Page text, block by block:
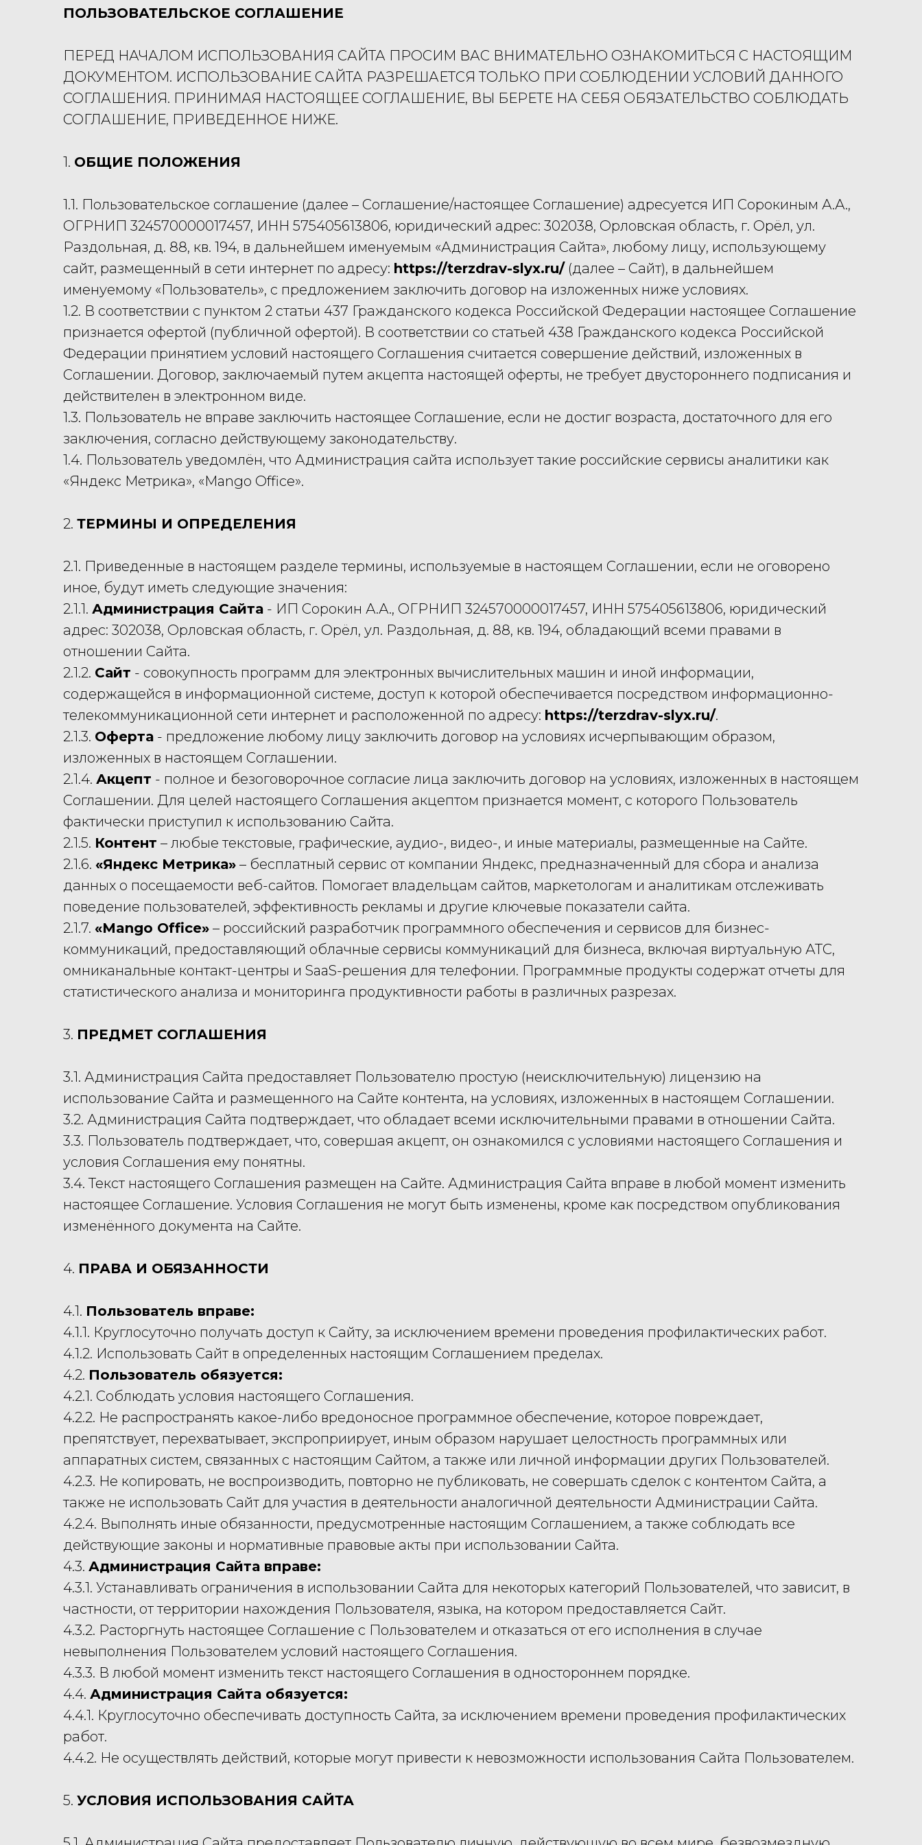
ПОЛЬЗОВАТЕЛЬСКОЕ СОГЛАШЕНИЕ
ПЕРЕД НАЧАЛОМ ИСПОЛЬЗОВАНИЯ САЙТА ПРОСИМ ВАС ВНИМАТЕЛЬНО ОЗНАКОМИТЬСЯ С НАСТОЯЩИМ
ДОКУМЕНТОМ. ИСПОЛЬЗОВАНИЕ САЙТА РАЗРЕШАЕТСЯ ТОЛЬКО ПРИ СОБЛЮДЕНИИ УСЛОВИЙ ДАННОГО
СОГЛАШЕНИЯ. ПРИНИМАЯ НАСТОЯЩЕЕ СОГЛАШЕНИЕ, ВЫ БЕРЕТЕ НА СЕБЯ ОБЯЗАТЕЛЬСТВО СОБЛЮДАТЬ
СОГЛАШЕНИЕ, ПРИВЕДЕННОЕ НИЖЕ.
1. ОБЩИЕ ПОЛОЖЕНИЯ
1.1. Пользовательское соглашение (далее – Соглашение/настоящее Соглашение) адресуется ИП Сорокиным А.А.,
ОГРНИП 324570000017457, ИНН 575405613806, юридический адрес: 302038, Орловская область, г. Орёл, ул.
Раздольная, д. 88, кв. 194, в дальнейшем именуемым «Администрация Сайта», любому лицу, использующему
сайт, размещенный в сети интернет по адресу: https://terzdrav-slyx.ru/(далее – Сайт), в дальнейшем
именуемому «Пользователь», с предложением заключить договор на изложенных ниже условиях.
1.2. В соответствии с пунктом 2 статьи 437 Гражданского кодекса Российской Федерации настоящее Соглашение
признается офертой (публичной офертой). В соответствии со статьей 438 Гражданского кодекса Российской
Федерации принятием условий настоящего Соглашения считается совершение действий, изложенных в
Соглашении. Договор, заключаемый путем акцепта настоящей оферты, не требует двустороннего подписания и
действителен в электронном виде.
1.3. Пользователь не вправе заключить настоящее Соглашение, если не достиг возраста, достаточного для его
заключения, согласно действующему законодательству.
1.4. Пользователь уведомлён, что Администрация сайта использует такие российские сервисы аналитики как
«Яндекс Метрика», «Mango Office».
2. ТЕРМИНЫ И ОПРЕДЕЛЕНИЯ
2.1. Приведенные в настоящем разделе термины, используемые в настоящем Соглашении, если не оговорено
иное, будут иметь следующие значения:
2.1.1. Администрация Сайта - ИП Сорокин А.А., ОГРНИП 324570000017457, ИНН 575405613806, юридический
адрес: 302038, Орловская область, г. Орёл, ул. Раздольная, д. 88, кв. 194, обладающий всеми правами в
отношении Сайта.
2.1.2. Сайт - совокупность программ для электронных вычислительных машин и иной информации,
содержащейся в информационной системе, доступ к которой обеспечивается посредством информационно-
телекоммуникационной сети интернет и расположенной по адресу: https://terzdrav-slyx.ru/.
2.1.3. Оферта - предложение любому лицу заключить договор на условиях исчерпывающим образом,
изложенных в настоящем Соглашении.
2.1.4. Акцепт - полное и безоговорочное согласие лица заключить договор на условиях, изложенных в настоящем
Соглашении. Для целей настоящего Соглашения акцептом признается момент, с которого Пользователь
фактически приступил к использованию Сайта.
2.1.5. Контент – любые текстовые, графические, аудио-, видео-, и иные материалы, размещенные на Сайте.
2.1.6. «Яндекс Метрика» – бесплатный сервис от компании Яндекс, предназначенный для сбора и анализа
данных о посещаемости веб-сайтов. Помогает владельцам сайтов, маркетологам и аналитикам отслеживать
поведение пользователей, эффективность рекламы и другие ключевые показатели сайта.
2.1.7. «Mango Office» – российский разработчик программного обеспечения и сервисов для бизнес-
коммуникаций, предоставляющий облачные сервисы коммуникаций для бизнеса, включая виртуальную АТС,
омниканальные контакт-центры и SaaS-решения для телефонии. Программные продукты содержат отчеты для
статистического анализа и мониторинга продуктивности работы в различных разрезах.
3. ПРЕДМЕТ СОГЛАШЕНИЯ
3.1. Администрация Сайта предоставляет Пользователю простую (неисключительную) лицензию на
использование Сайта и размещенного на Сайте контента, на условиях, изложенных в настоящем Соглашении.
3.2. Администрация Сайта подтверждает, что обладает всеми исключительными правами в отношении Сайта.
3.3. Пользователь подтверждает, что, совершая акцепт, он ознакомился с условиями настоящего Соглашения и
условия Соглашения ему понятны.
3.4. Текст настоящего Соглашения размещен на Сайте. Администрация Сайта вправе в любой момент изменить
настоящее Соглашение. Условия Соглашения не могут быть изменены, кроме как посредством опубликования
изменённого документа на Сайте.
4. ПРАВА И ОБЯЗАННОСТИ
4.1. Пользователь вправе:
4.1.1. Круглосуточно получать доступ к Сайту, за исключением времени проведения профилактических работ.
4.1.2. Использовать Сайт в определенных настоящим Соглашением пределах.
4.2. Пользователь обязуется:
4.2.1. Соблюдать условия настоящего Соглашения.
4.2.2. Не распространять какое-либо вредоносное программное обеспечение, которое повреждает,
препятствует, перехватывает, экспроприирует, иным образом нарушает целостность программных или
аппаратных систем, связанных с настоящим Сайтом, а также или личной информации других Пользователей.
4.2.3. Не копировать, не воспроизводить, повторно не публиковать, не совершать сделок с контентом Сайта, а
также не использовать Сайт для участия в деятельности аналогичной деятельности Администрации Сайта.
4.2.4. Выполнять иные обязанности, предусмотренные настоящим Соглашением, а также соблюдать все
действующие законы и нормативные правовые акты при использовании Сайта.
4.3. Администрация Сайта вправе:
4.3.1. Устанавливать ограничения в использовании Сайта для некоторых категорий Пользователей, что зависит, в
частности, от территории нахождения Пользователя, языка, на котором предоставляется Сайт.
4.3.2. Расторгнуть настоящее Соглашение с Пользователем и отказаться от его исполнения в случае
невыполнения Пользователем условий настоящего Соглашения.
4.3.3. В любой момент изменить текст настоящего Соглашения в одностороннем порядке.
4.4. Администрация Сайта обязуется:
4.4.1. Круглосуточно обеспечивать доступность Сайта, за исключением времени проведения профилактических
работ.
4.4.2. Не осуществлять действий, которые могут привести к невозможности использования Сайта Пользователем.
5. УСЛОВИЯ ИСПОЛЬЗОВАНИЯ САЙТА